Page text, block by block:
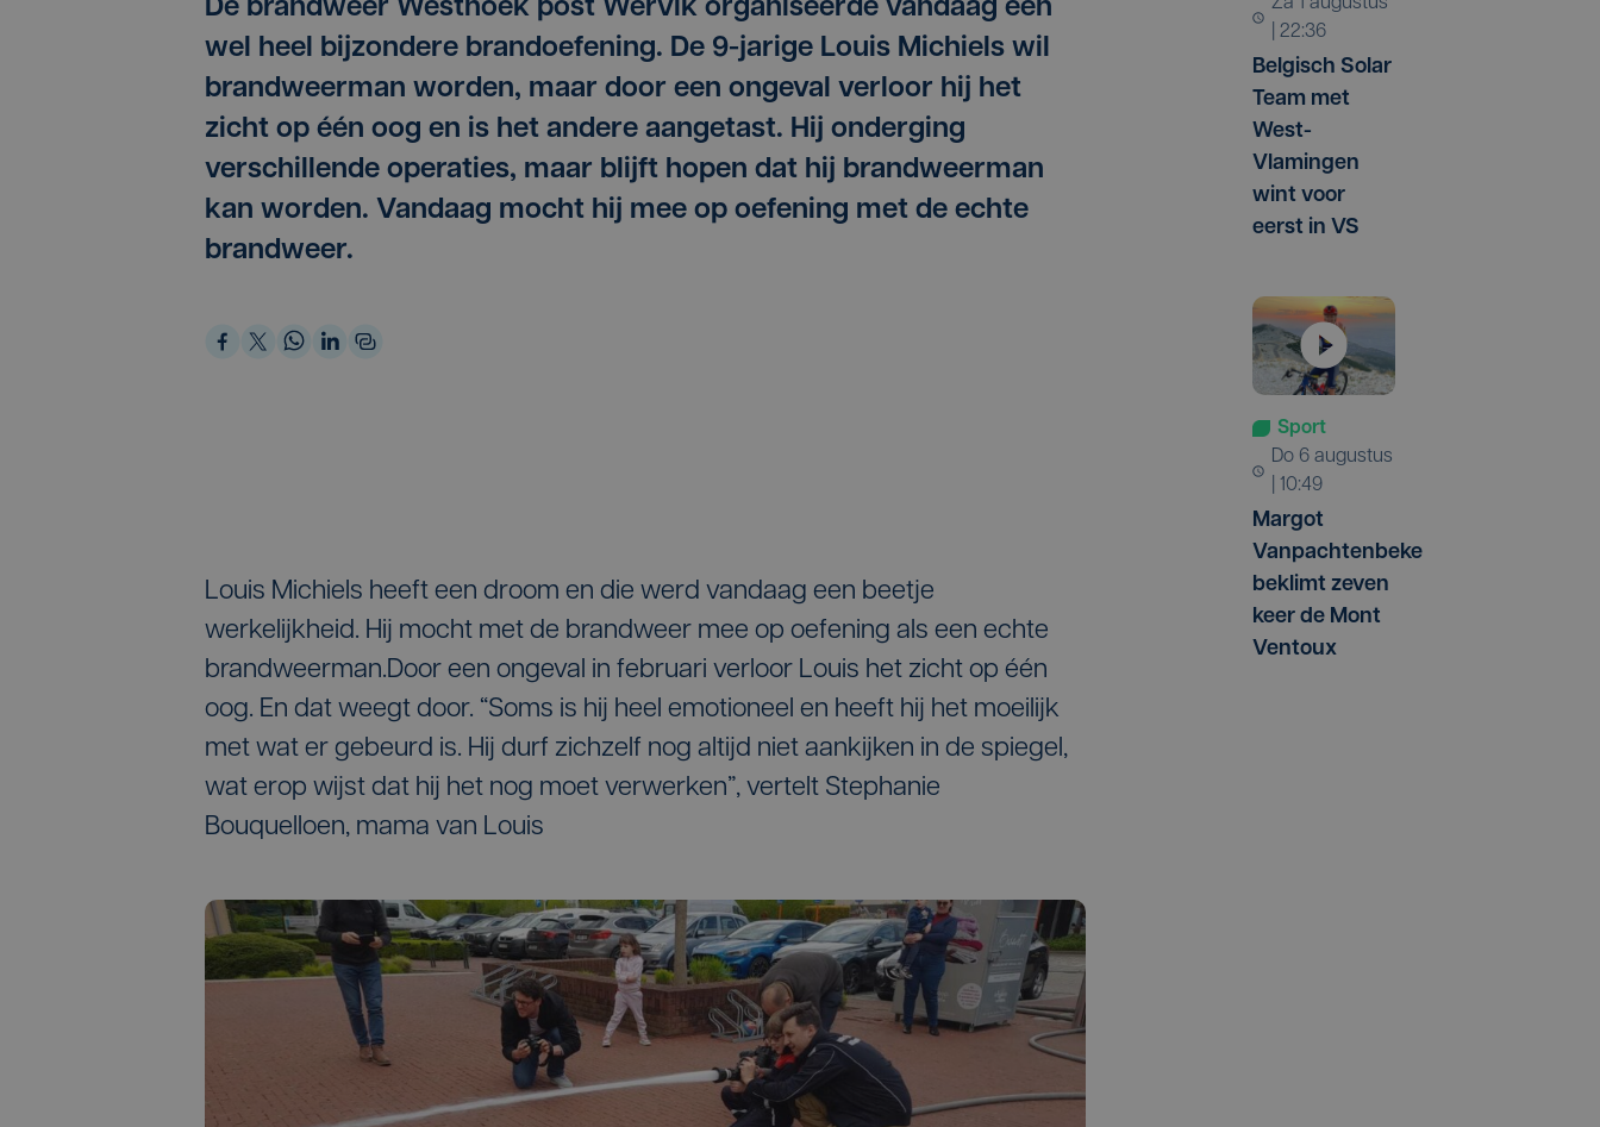
De brandweer Westhoek post Wervik organiseerde vandaag een
wel heel bijzondere brandoefening. De 9-jarige Louis Michiels wil
brandweerman worden, maar door een ongeval verloor hij het
zicht op één oog en is het andere aangetast. Hij onderging
verschillende operaties, maar blijft hopen dat hij brandweerman
kan worden. Vandaag mocht hij mee op oefening met de echte
brandweer.
Louis Michiels heeft een droom en die werd vandaag een beetje
werkelijkheid. Hij mocht met de brandweer mee op oefening als een echte
brandweerman.Door een ongeval in februari verloor Louis het zicht op één
oog. En dat weegt door. “Soms is hij heel emotioneel en heeft hij het moeilijk
met wat er gebeurd is. Hij durf zichzelf nog altijd niet aankijken in de spiegel,
wat erop wijst dat hij het nog moet verwerken”, vertelt Stephanie
Bouquelloen, mama van Louis
| 22:36
Belgisch Solar
Team met
West-
Vlamingen
wint voor
eerst in VS
Sport
do 6 augustus
| 10:49
Margot
Vanpachtenbeke
beklimt zeven
keer de Mont
Ventoux